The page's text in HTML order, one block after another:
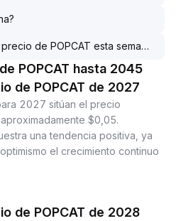
de POPCAT esta semana?
POPCAT hasta 2045
de POPCAT de 2027
2027 sitúan el precio
$0,05.
una tendencia positiva, ya
el crecimiento continuo
de POPCAT de 2028